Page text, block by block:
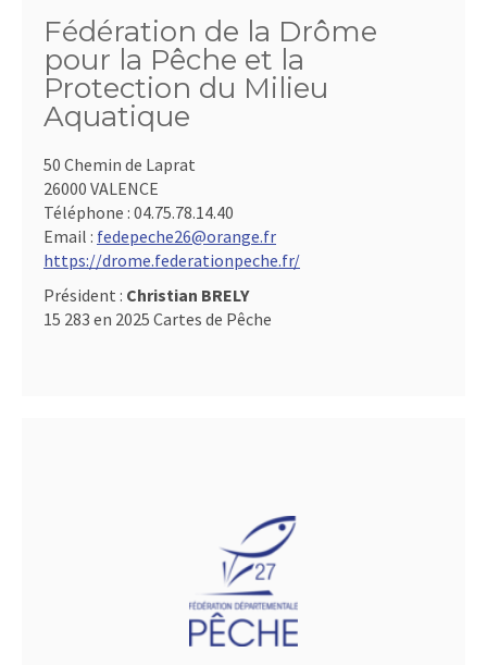
Fédération de la Drôme
pour la Pêche et la
Protection du Milieu
Aquatique
50 Chemin de Laprat
26000 VALENCE
Téléphone : 04.75.78.14.40
Email : fedepeche26@orange.fr
https://drome.federationpeche.fr/
Président : Christian BRELY
15 283 en 2025 Cartes de Pêche